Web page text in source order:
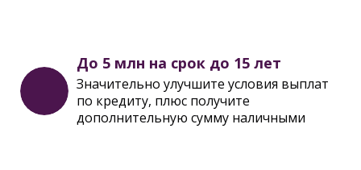
До 5 млн на срок до 15 лет
Значительно улучшите условия выплат
по кредиту, плюс получите
дополнительную сумму наличными